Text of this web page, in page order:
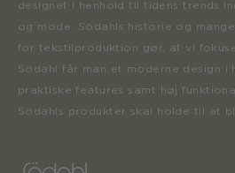
designet i henhold til tidens trends
og mode. Södahls historie og
for tekstilproduktion gør, at vi
Södahl får man et moderne design i
praktiske features samt høj
Södahls produkter skal holde til at